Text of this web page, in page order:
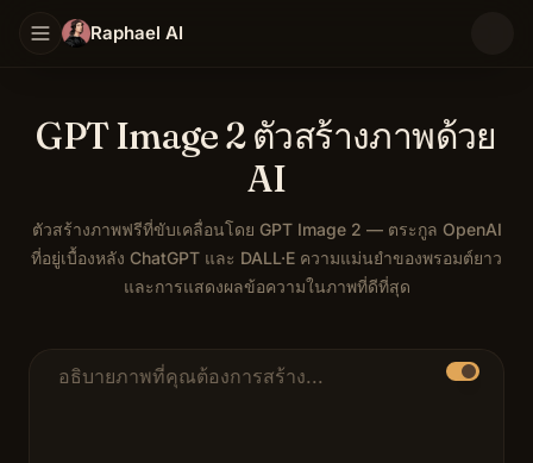
Raphael AI
GPT Image 2 ตัวสร้างภาพด้วย
AI
ตัวสร้างภาพฟรีที่ขับเคลื่อนโดย GPT Image 2 — ตระกูล OpenAI
ที่อยู่เบื้องหลัง ChatGPT และ DALL·E ความแม่นยำของพรอมต์ยาว
และการแสดงผลข้อความในภาพที่ดีที่สุด
ข้อความแจ้งคำอธิบาย